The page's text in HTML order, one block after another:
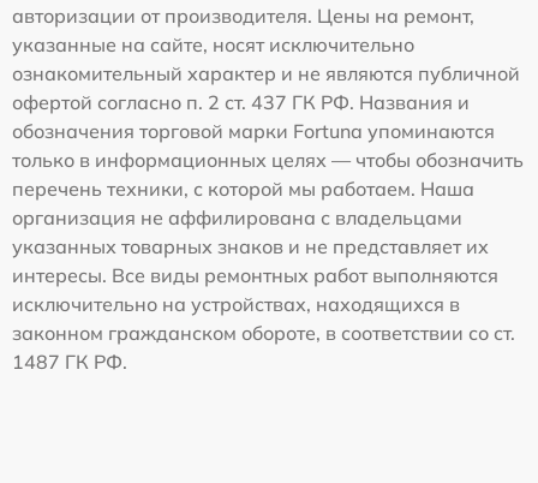
авторизации от производителя. Цены на ремонт,
указанные на сайте, носят исключительно
ознакомительный характер и не являются публичной
офертой согласно п. 2 ст. 437 ГК РФ. Названия и
обозначения торговой марки Fortuna упоминаются
только в информационных целях — чтобы обозначить
перечень техники, с которой мы работаем. Наша
организация не аффилирована с владельцами
указанных товарных знаков и не представляет их
интересы. Все виды ремонтных работ выполняются
исключительно на устройствах, находящихся в
законном гражданском обороте, в соответствии со ст.
1487 ГК РФ.